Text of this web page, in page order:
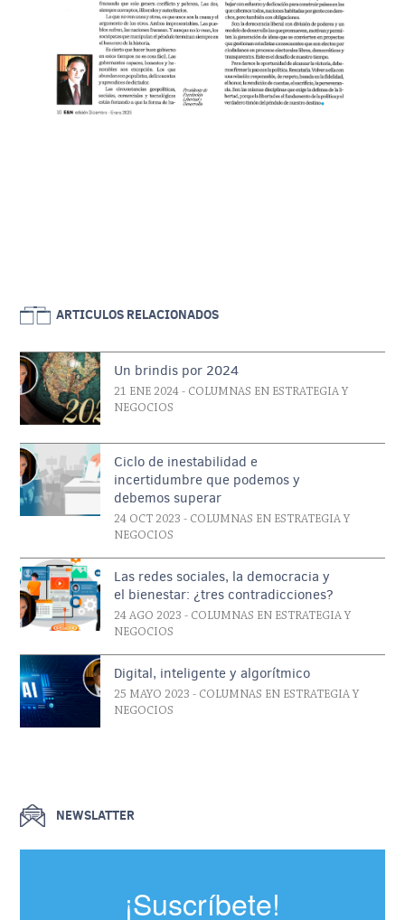
ARTICULOS RELACIONADOS
Un brindis por 2024
21 ENE 2024 - COLUMNAS EN ESTRATEGIA Y
NEGOCIOS
Ciclo de inestabilidad e
incertidumbre que podemos y
debemos superar
24 OCT 2023 - COLUMNAS EN ESTRATEGIA Y
NEGOCIOS
Las redes sociales, la democracia y
el bienestar: ¿tres contradicciones?
24 AGO 2023 - COLUMNAS EN ESTRATEGIA Y
NEGOCIOS
Digital, inteligente y algorítmico
25 MAYO 2023 - COLUMNAS EN ESTRATEGIA Y
NEGOCIOS
NEWSLATTER
¡Suscríbete!